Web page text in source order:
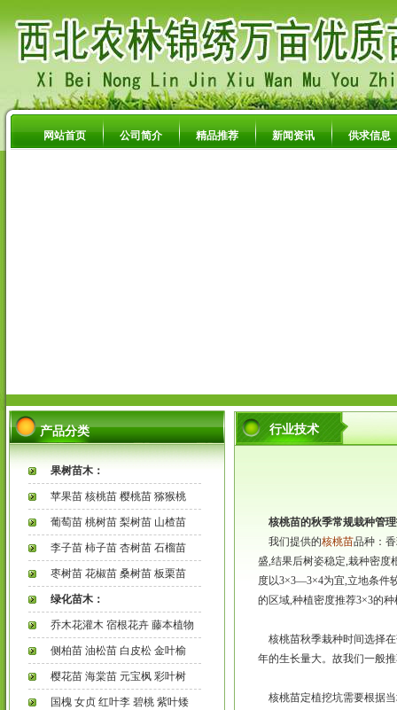
网站首页 公司简介 精品推荐 新闻资讯 供求信息
产品分类
果树苗木：
苹果苗 核桃苗 樱桃苗 猕猴桃
葡萄苗 桃树苗 梨树苗 山楂苗
李子苗 柿子苗 杏树苗 石榴苗
枣树苗 花椒苗 桑树苗 板栗苗
绿化苗木：
乔木花灌木 宿根花卉 藤本植物
侧柏苗 油松苗 白皮松 金叶榆
樱花苗 海棠苗 元宝枫 彩叶树
国槐 女贞 红叶李 碧桃 紫叶矮
行业技术
核桃苗的秋季常规栽种管
我们提供的核桃苗品种：
盛,结果后树姿稳定,栽种密度
度以3×3—3×4为宜,立地条件
的区域,种植密度推荐3×3的种
核桃苗秋季栽种时间选择在
年的生长量大。故我们一般
核桃苗定植挖坑需要根据当